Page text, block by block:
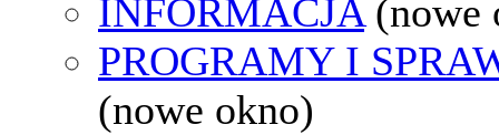
INFORMACJA (nowe
PROGRAMY I
(nowe okno)